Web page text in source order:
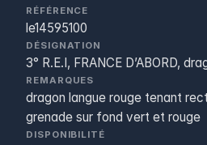
RÉFÉRENCE
le14595100
DÉSIGNATION
3° R.E.I, FRANCE D’ABORD,
REMARQUES
dragon langue rouge tenant
grenade sur fond vert et rouge
DISPONIBILITÉ